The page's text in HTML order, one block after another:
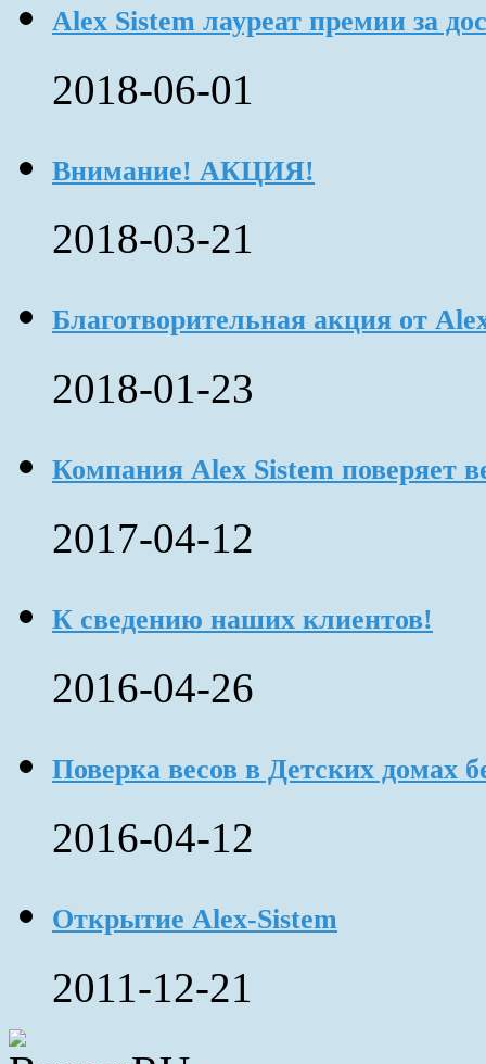
Alex Sistem лауреат премии за
2018-06-01
Внимание! АКЦИЯ!
2018-03-21
Благотворительная акция от
2018-01-23
Компания Alex Sistem
2017-04-12
К сведению наших клиентов!
2016-04-26
Поверка весов в Детских домах
2016-04-12
Открытие Alex-Sistem
2011-12-21